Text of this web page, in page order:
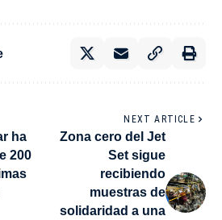
ha
200
NEXT ARTICLE
Zona cero del Jet
Set sigue
recibiendo
muestras de
solidaridad a una